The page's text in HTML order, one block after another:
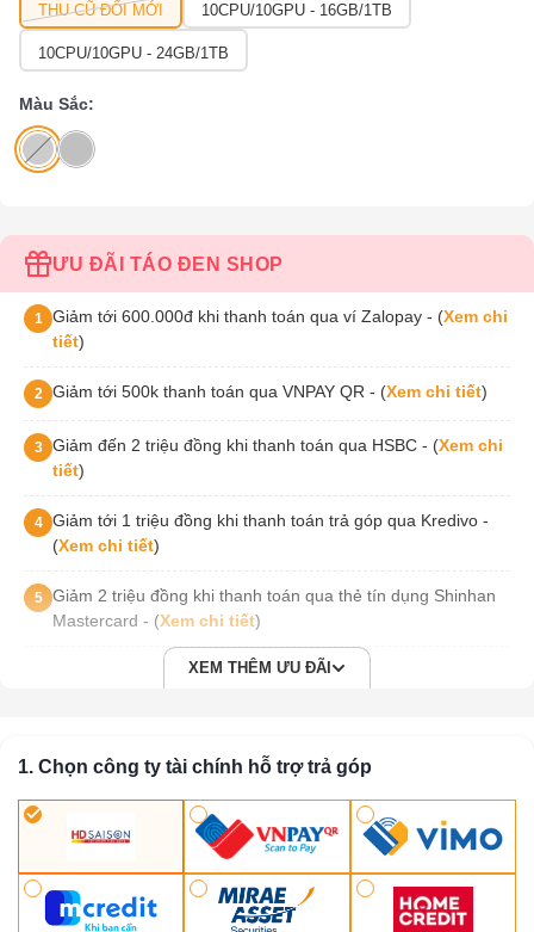
THU CŨ ĐỔI MỚI 10CPU/10GPU - 16GB/1TB
10CPU/10GPU - 24GB/1TB
Màu Sắc:
ƯU ĐÃI TÁO ĐEN SHOP
1 Giảm tới 600.000đ khi thanh toán qua ví Zalopay - (Xem chi
tiết)
2 Giảm tới 500k thanh toán qua VNPAY QR - (Xem chi tiết)
3 Giảm đến 2 triệu đồng khi thanh toán qua HSBC - (Xem chi
tiết)
4
Giảm tới 1 triệu đồng khi thanh toán trả góp qua Kredivo -
(Xem chi tiết)
5
Giảm 2 triệu đồng khi thanh toán qua thẻ tín dụng Shinhan
Mastercard - (Xem chi tiết)
XEM THÊM ƯU ĐÃI
1. Chọn công ty tài chính hỗ trợ trả góp